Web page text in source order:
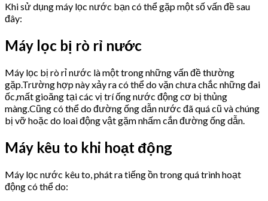
Khi sử dụng máy lọc nước bạn có thể gặp một số vấn đề sau
đây:
Máy lọc bị rò rỉ nước
Máy lọc bị rò rỉ nước là một trong những vấn đề thường
gặp.Trường hợp này xảy ra có thể do vặn chưa chắc những đai
ốc,mất gioăng tại các vị trí ống nước động cơ bị thủng
màng.Cũng có thể do đường ống dẫn nước đã quá cũ và chúng
bị vỡ hoặc do loai động vật gặm nhấm cắn đường ống dẫn.
Máy kêu to khi hoạt động
Máy lọc nước kêu to, phát ra tiếng ồn trong quá trình hoạt
động có thể do: